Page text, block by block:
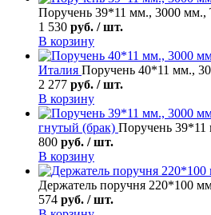
Поручень 39*11 мм., 3000 мм.,
1 530 руб. / шт.
В корзину
Италия Поручень 40*11 мм.,
2 277 руб. / шт.
В корзину
гнутый (брак) Поручень
800 руб. / шт.
В корзину
Держатель поручня 220*100
574 руб. / шт.